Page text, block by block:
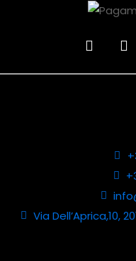
Via Dell’Aprica,10,